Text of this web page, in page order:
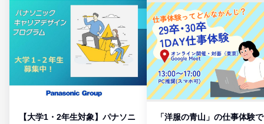
【大学1・2年生対象】パナソニ
「洋服の青山」の仕事体験